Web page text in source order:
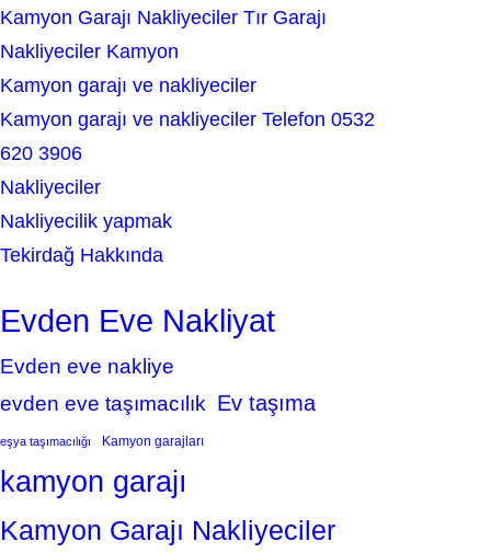
Kamyon Garajı Nakliyeciler Tır Garajı
Nakliyeciler Kamyon
Kamyon garajı ve nakliyeciler
Kamyon garajı ve nakliyeciler Telefon 0532
620 3906
Nakliyeciler
Nakliyecilik yapmak
Tekirdağ Hakkında
Evden Eve Nakliyat
Evden eve nakliye
evden eve taşımacılık Ev taşıma
eşya taşımacılığı Kamyon garajları
kamyon garajı
Kamyon Garajı Nakliyeciler